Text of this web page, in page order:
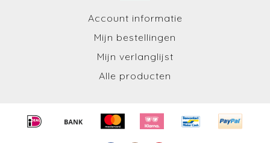
Account informatie
Mijn bestellingen
Mijn verlanglijst
Alle producten